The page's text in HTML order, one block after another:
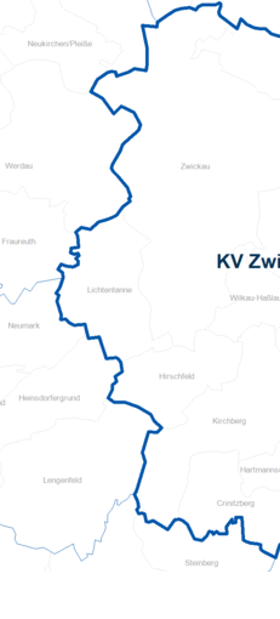
Pflegeberatung
Seniorenbüro Nothelfer
Servicewohnen-Sonnenpark
Tagespflege